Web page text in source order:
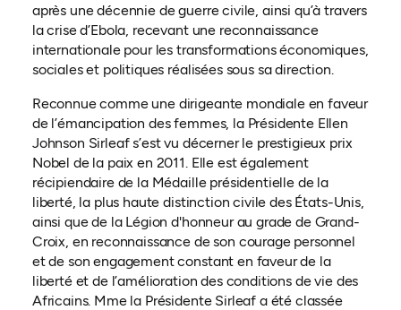
après une décennie de guerre civile, ainsi qu’à travers
la crise d’Ebola, recevant une reconnaissance
internationale pour les transformations économiques,
sociales et politiques réalisées sous sa direction.
Reconnue comme une dirigeante mondiale en faveur
de l’émancipation des femmes, la Présidente Ellen
Johnson Sirleaf s’est vu décerner le prestigieux prix
Nobel de la paix en 2011. Elle est également
récipiendaire de la Médaille présidentielle de la
liberté, la plus haute distinction civile des États-Unis,
ainsi que de la Légion d'honneur au grade de Grand-
Croix, en reconnaissance de son courage personnel
et de son engagement constant en faveur de la
liberté et de l’amélioration des conditions de vie des
Africains. Mme la Présidente Sirleaf a été classée